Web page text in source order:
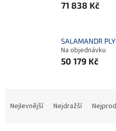
71 838 Kč
SALAMANDR
Na objednávku
50 179 Kč
Nejlevnější Nejdražší